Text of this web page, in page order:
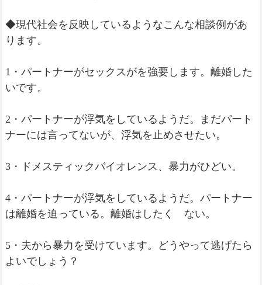
◆現代社会を反映しているようなこんな相談例があ
ります。
1・パートナーがセックスがを強要します。離婚した
いです。
2・パートナーが浮気をしているようだ。まだパート
ナーには言ってないが、浮気を止めさせたい。
3・ドメスティックバイオレンス、暴力がひどい。
4・パートナーが浮気をしているようだ。パートナー
は離婚を迫っている。離婚はしたく ない。
5・夫から暴力を受けています。どうやって逃げたら
よいでしょう？